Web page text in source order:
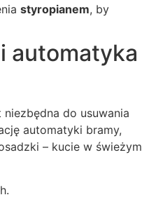
styropianem, by
automatyka
do usuwania
automatyki bramy,
– kucie w świeżym